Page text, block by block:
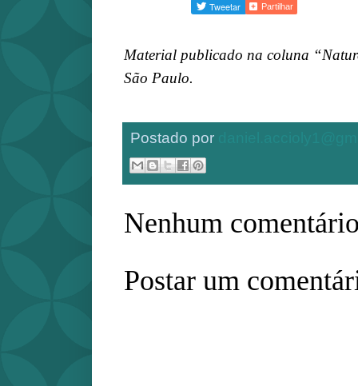
Partilhar
Material publicado na coluna
São Paulo.
Postado por
Nenhum
Postar um